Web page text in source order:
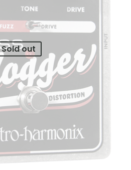
Sold out